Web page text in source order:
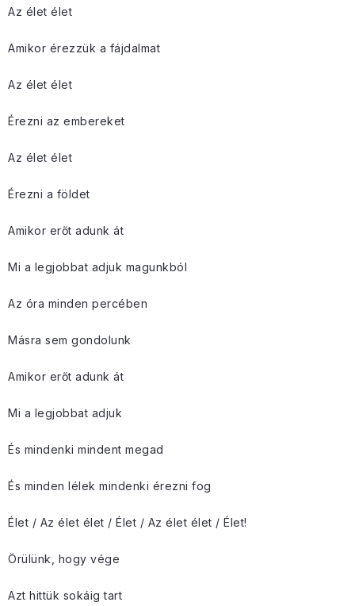
Az élet élet
Amikor érezzük a fájdalmat
Az élet élet
Érezni az embereket
Az élet élet
Érezni a földet
Amikor erőt adunk át
Mi a legjobbat adjuk magunkból
Az óra minden percében
Másra sem gondolunk
Amikor erőt adunk át
Mi a legjobbat adjuk
És mindenki mindent megad
És minden lélek mindenki érezni fog
Élet / Az élet élet / Élet / Az élet élet / Élet!
Örülünk, hogy vége
Azt hittük sokáig tart